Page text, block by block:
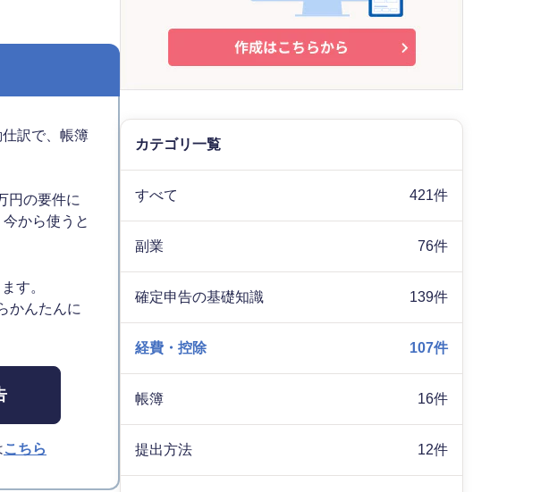
訳で、帳簿
円の要件に
から使うと
す。
かんたんに
こちら
カテゴリ一覧
すべて 421件
副業 76件
確定申告の基礎知識 139件
経費・控除 107件
帳簿 16件
提出方法 12件